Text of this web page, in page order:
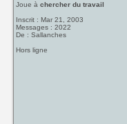
Joue àchercher du travail
Inscrit : Mar 21, 2003
Messages : 2022
De : Sallanches
Hors ligne